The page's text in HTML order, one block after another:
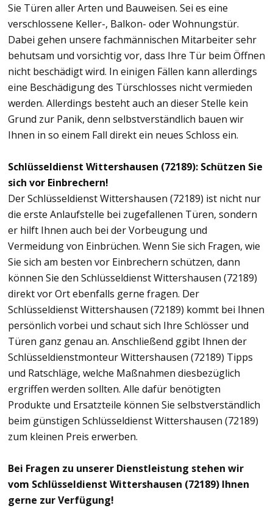
Sie Türen aller Arten und Bauweisen. Sei es eine
verschlossene Keller-, Balkon- oder Wohnungstür.
Dabei gehen unsere fachmännischen Mitarbeiter sehr
behutsam und vorsichtig vor, dass Ihre Tür beim Öffnen
nicht beschädigt wird. In einigen Fällen kann allerdings
eine Beschädigung des Türschlosses nicht vermieden
werden. Allerdings besteht auch an dieser Stelle kein
Grund zur Panik, denn selbstverständlich bauen wir
Ihnen in so einem Fall direkt ein neues Schloss ein.
Schlüsseldienst Wittershausen (72189): Schützen Sie
sich vor Einbrechern!
Der Schlüsseldienst Wittershausen (72189) ist nicht nur
die erste Anlaufstelle bei zugefallenen Türen, sondern
er hilft Ihnen auch bei der Vorbeugung und
Vermeidung von Einbrüchen. Wenn Sie sich Fragen, wie
Sie sich am besten vor Einbrechern schützen, dann
können Sie den Schlüsseldienst Wittershausen (72189)
direkt vor Ort ebenfalls gerne fragen. Der
Schlüsseldienst Wittershausen (72189) kommt bei Ihnen
persönlich vorbei und schaut sich Ihre Schlösser und
Türen ganz genau an. Anschließend ggibt Ihnen der
Schlüsseldienstmonteur Wittershausen (72189) Tipps
und Ratschläge, welche Maßnahmen diesbezüglich
ergriffen werden sollten. Alle dafür benötigten
Produkte und Ersatzteile können Sie selbstverständlich
beim günstigen Schlüsseldienst Wittershausen (72189)
zum kleinen Preis erwerben.
Bei Fragen zu unserer Dienstleistung stehen wir
vom Schlüsseldienst Wittershausen (72189) Ihnen
gerne zur Verfügung!